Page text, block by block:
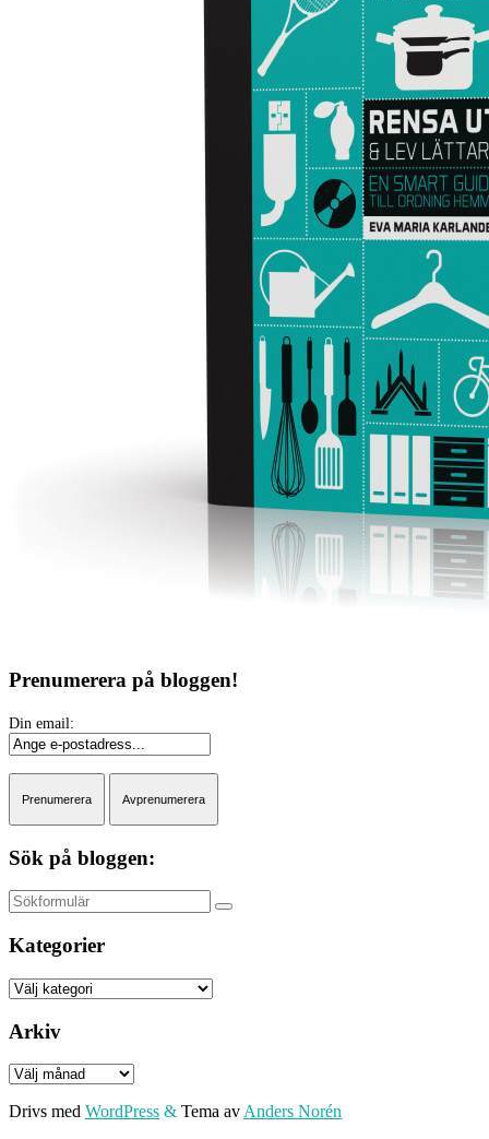
Prenumerera på bloggen!
Sök på bloggen:
Sök
Kategorier
Kategorier
Arkiv
Arkiv
Drivs med WordPress & Tema av Anders Norén